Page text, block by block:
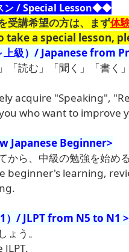
ン / Special Lesson◆◆
受講希望の方は、まず体
a special lesson,
上級）/ Japanese from
「読む」「聞く」「書く
acquire "Speaking",
who want to improve
Japanese Beginner>
から、中級の勉強を始め
beginner's learning,
）/ JLPT from N5 to N1 >
ょう。